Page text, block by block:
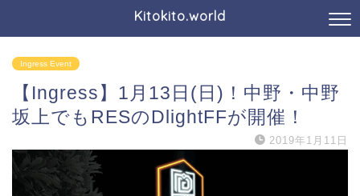
Kitokito.world
Ingress Event
【Ingress】1月13日(日)！中野・中野
坂上でもRESのDlightFFが開催！
2019年1月11日